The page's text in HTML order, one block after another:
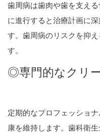
歯周病は歯肉や歯を支え
に進行すると治療計画に
す。歯周病のリスクを抑
す。
◎専門的なクリ
定期的なプロフェッショ
康を維持します。歯科衛